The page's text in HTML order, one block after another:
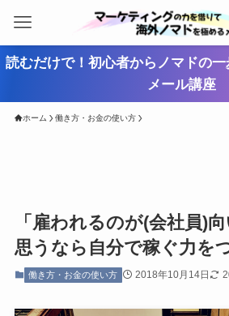
読むだけで！初心者からノマドの
メール講座
ホーム 働き方・お金の使い方
「雇われるのが(会社員)
思うなら自分で稼ぐ力を
働き方・お金の使い方 2018年10月14日